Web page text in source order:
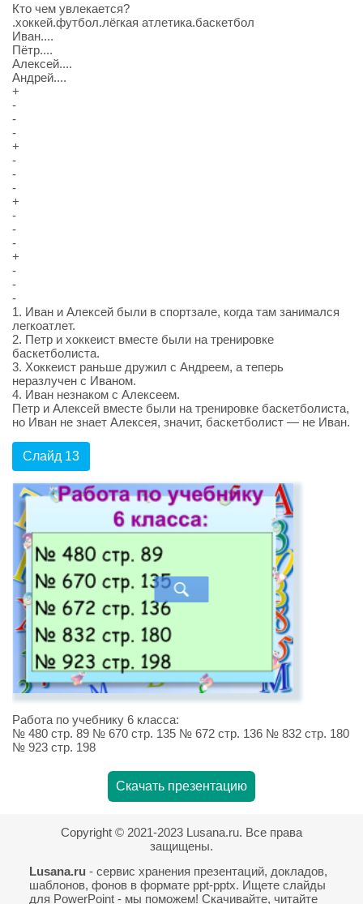
Кто чем увлекается?
.хоккей.футбол.лёгкая атлетика.баскетбол
Иван....
Пётр....
Алексей....
Андрей....
+
-
-
-
+
-
-
-
+
-
-
-
+
-
-
-
1. Иван и Алексей были в спортзале, когда там занимался
легкоатлет.
2. Петр и хоккеист вместе были на тренировке
баскетболиста.
3. Хоккеист раньше дружил с Андреем, а теперь
неразлучен с Иваном.
4. Иван незнаком с Алексеем.
Петр и Алексей вместе были на тренировке баскетболиста,
но Иван не знает Алексея, значит, баскетболист — не Иван.
Слайд 13
Работа по учебнику 6 класса:
№ 480 стр. 89 № 670 стр. 135 № 672 стр. 136 № 832 стр. 180
№ 923 стр. 198
Скачать презентацию
Copyright © 2021-2023 Lusana.ru. Все права
защищены.
Lusana.ru - сервис хранения презентаций, докладов,
шаблонов, фонов в формате ppt-pptx. Ищете слайды
для PowerPoint - мы поможем! Скачивайте, читайте